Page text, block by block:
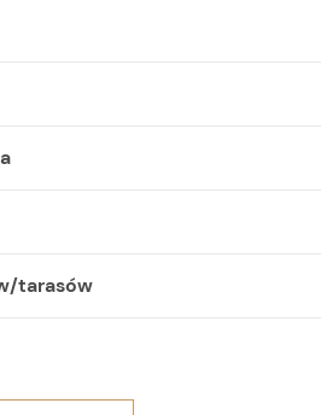
tarasów